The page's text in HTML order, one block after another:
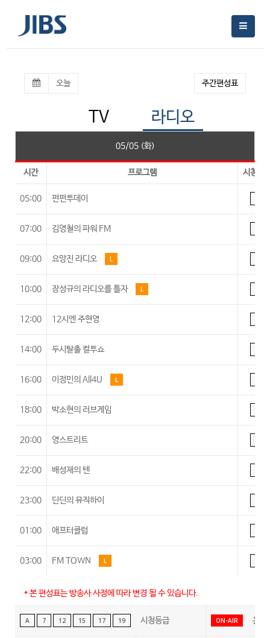
오늘
TV 라디오
주간편성표
05/05 (화)
시간 프로그램 시청등
05:00 펀펀투데이
07:00 김영철의 파워 FM
09:00 요망진 라디오 L
10:00 장성규의 라디오를 틀자 L
12:00 12시엔 주현영
14:00 두시탈출 컬투쇼
16:00 이정민의 All4U L
18:00 박소현의 러브게임
20:00 영스트리트
22:00 배성재의 텐
23:00 딘딘의 뮤직하이
01:00 애프터클럽
03:00 FM TOWN L
* 본 편성표는 방송사 사정에 따라 변경 될 수 있습니다.
A 7 12 15 17 19 시청등급 ON-AIR 온에